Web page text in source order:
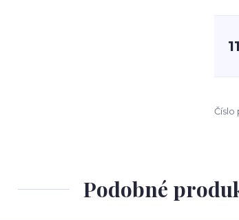
Číslo
Podobné